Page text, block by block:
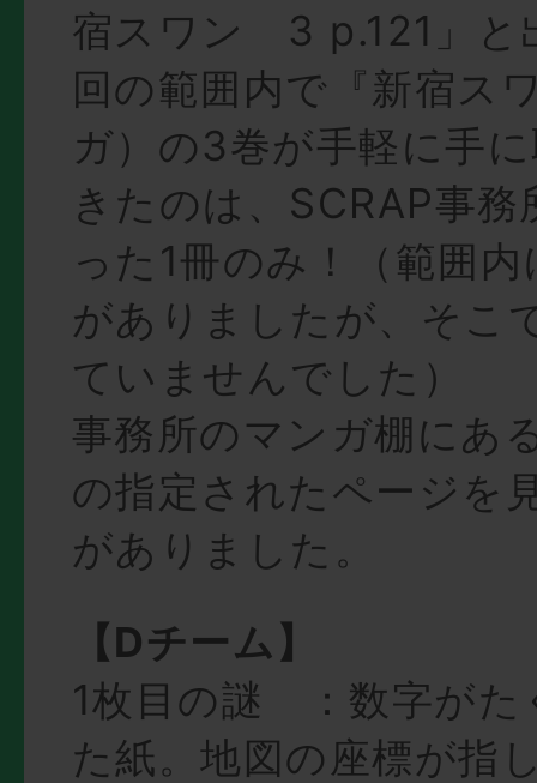
宿スワン 3 p.121」と
回の範囲内で『新宿ス
ガ）の3巻が手軽に手
きたのは、SCRAP事
った1冊のみ！（範囲
がありましたが、そこ
ていませんでした）
事務所のマンガ棚にあ
の指定されたページを
がありました。
【Dチーム】
1枚目の謎 ：数字がた
た紙。地図の座標が指